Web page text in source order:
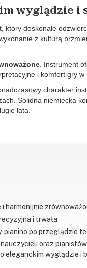
wyglądzie i
który doskonale
z kulturą
. Instrument
i komfort gry w
charakter
Solidna niemiecka
lata.
i harmonijnie
i trwała
pianino po przeglądzie
oraz
eleganckim wyglądzie i